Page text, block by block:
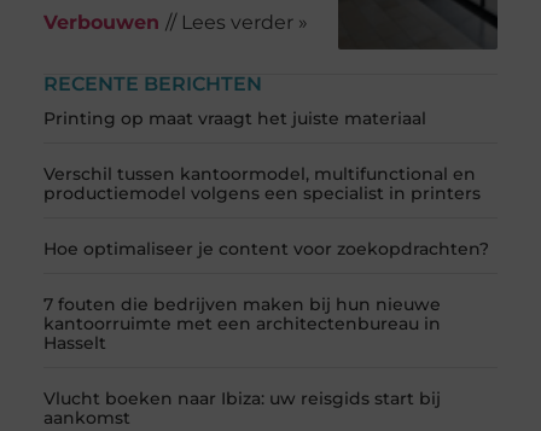
RECENTE BERICHTEN
Printing op maat vraagt het juiste materiaal
Verschil tussen kantoormodel, multifunctional en
productiemodel volgens een specialist in printers
Hoe optimaliseer je content voor zoekopdrachten?
7 fouten die bedrijven maken bij hun nieuwe
kantoorruimte met een architectenbureau in
Hasselt
Vlucht boeken naar Ibiza: uw reisgids start bij
aankomst
Verbouwen // Lees verder »